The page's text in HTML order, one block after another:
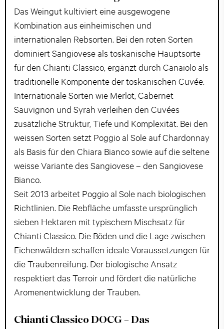
Das Weingut kultiviert eine ausgewogene
Kombination aus einheimischen und
internationalen Rebsorten. Bei den roten Sorten
dominiert Sangiovese als toskanische Hauptsorte
für den Chianti Classico, ergänzt durch Canaiolo als
traditionelle Komponente der toskanischen Cuvée.
Internationale Sorten wie Merlot, Cabernet
Sauvignon und Syrah verleihen den Cuvées
zusätzliche Struktur, Tiefe und Komplexität. Bei den
weissen Sorten setzt Poggio al Sole auf Chardonnay
als Basis für den Chiara Bianco sowie auf die seltene
weisse Variante des Sangiovese – den Sangiovese
Bianco.
Seit 2013 arbeitet Poggio al Sole nach biologischen
Richtlinien. Die Rebfläche umfasste ursprünglich
sieben Hektaren mit typischem Mischsatz für
Chianti Classico. Die Böden und die Lage zwischen
Eichenwäldern schaffen ideale Voraussetzungen für
die Traubenreifung. Der biologische Ansatz
respektiert das Terroir und fördert die natürliche
Aromenentwicklung der Trauben.
Chianti Classico DOCG – Das